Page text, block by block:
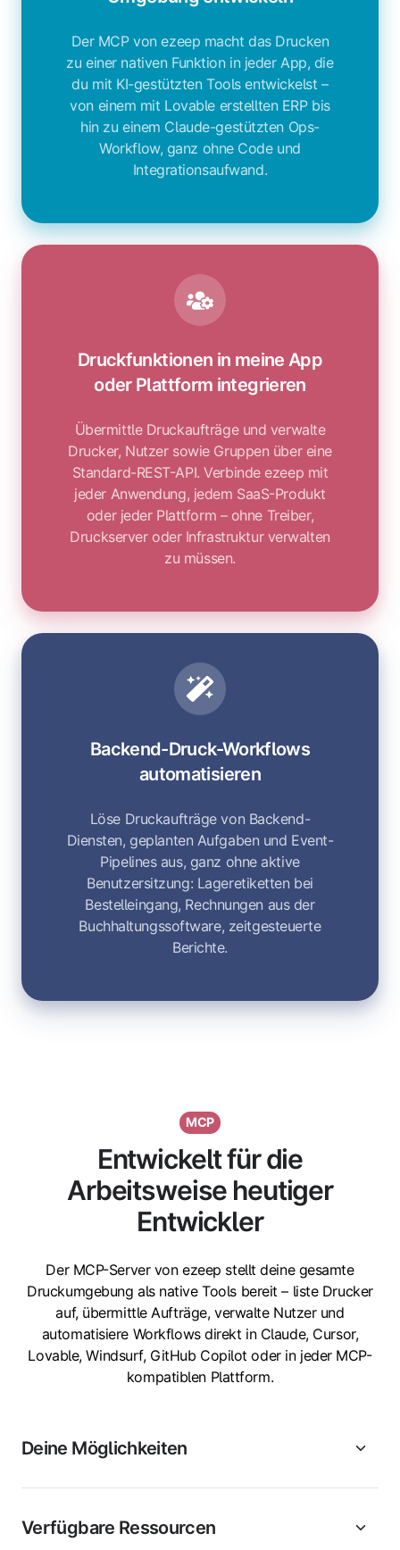
Der MCP von ezeep macht das Drucken
zu einer nativen Funktion in jeder App, die
du mit KI-gestützten Tools entwickelst –
von einem mit Lovable erstellten ERP bis
hin zu einem Claude-gestützten Ops-
Workflow, ganz ohne Code und
Integrationsaufwand.
Druckfunktionen in meine App
oder Plattform integrieren
Übermittle Druckaufträge und verwalte
Drucker, Nutzer sowie Gruppen über eine
Standard-REST-API. Verbinde ezeep mit
jeder Anwendung, jedem SaaS-Produkt
oder jeder Plattform – ohne Treiber,
Druckserver oder Infrastruktur verwalten
zu müssen.
in
meine
App
Plattform
integrieren
Backend-Druck-Workflows
automatisieren
Löse Druckaufträge von Backend-
Diensten, geplanten Aufgaben und Event-
Pipelines aus, ganz ohne aktive
Benutzersitzung: Lageretiketten bei
Bestelleingang, Rechnungen aus der
Buchhaltungssoftware, zeitgesteuerte
Berichte.
Druck-
Workflows
automatisieren
MCP
Entwickelt für die
Arbeitsweise heutiger
Entwickler
Der MCP-Server von ezeep stellt deine gesamte
Druckumgebung als native Tools bereit – liste Drucker
auf, übermittle Aufträge, verwalte Nutzer und
automatisiere Workflows direkt in Claude, Cursor,
Lovable, Windsurf, GitHub Copilot oder in jeder MCP-
kompatiblen Plattform.
Deine Möglichkeiten
Verfügbare Ressourcen